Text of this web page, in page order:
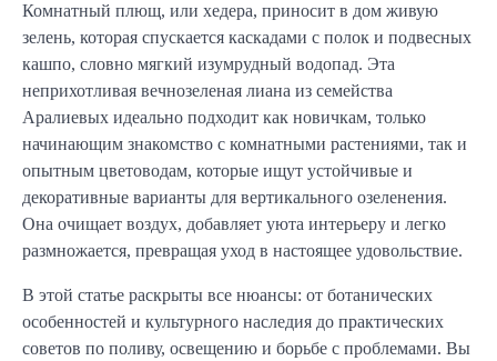
Комнатный плющ, или хедера, приносит в дом живую
зелень, которая спускается каскадами с полок и подвесных
кашпо, словно мягкий изумрудный водопад. Эта
неприхотливая вечнозеленая лиана из семейства
Аралиевых идеально подходит как новичкам, только
начинающим знакомство с комнатными растениями, так и
опытным цветоводам, которые ищут устойчивые и
декоративные варианты для вертикального озеленения.
Она очищает воздух, добавляет уюта интерьеру и легко
размножается, превращая уход в настоящее удовольствие.
В этой статье раскрыты все нюансы: от ботанических
особенностей и культурного наследия до практических
советов по поливу, освещению и борьбе с проблемами. Вы